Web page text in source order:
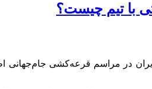
با تیم چیست؟
ایران در مراسم قرعه‌کشی